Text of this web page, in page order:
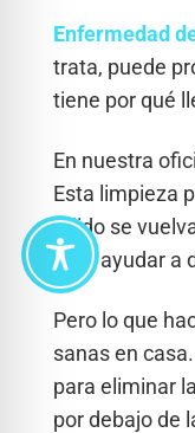
Enfermedad
trata, puede
tiene por qué
En nuestra
Esta limpieza
tejido se
para ayudar a
Pero lo que
sanas en
para eliminar
por debajo de